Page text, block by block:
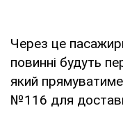
Через це
повинні будуть
який
№116 для